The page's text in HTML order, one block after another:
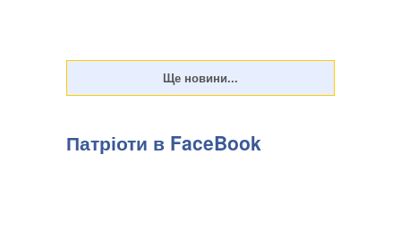
Патріоти в FaceBook